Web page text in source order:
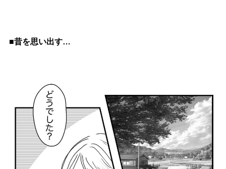
■昔を思い出す…